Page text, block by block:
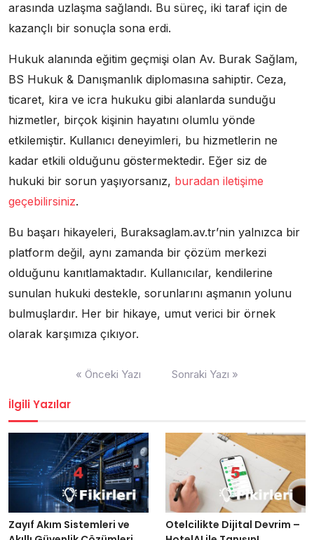
arasında uzlaşma sağlandı. Bu süreç, iki taraf için de
kazançlı bir sonuçla sona erdi.
Hukuk alanında eğitim geçmişi olan Av. Burak Sağlam,
BS Hukuk & Danışmanlık diplomasına sahiptir. Ceza,
ticaret, kira ve icra hukuku gibi alanlarda sunduğu
hizmetler, birçok kişinin hayatını olumlu yönde
etkilemiştir. Kullanıcı deneyimleri, bu hizmetlerin ne
kadar etkili olduğunu göstermektedir. Eğer siz de
hukuki bir sorun yaşıyorsanız, buradan iletişime
geçebilirsiniz.
Bu başarı hikayeleri, Buraksaglam.av.tr’nin yalnızca bir
platform değil, aynı zamanda bir çözüm merkezi
olduğunu kanıtlamaktadır. Kullanıcılar, kendilerine
sunulan hukuki destekle, sorunlarını aşmanın yolunu
bulmuşlardır. Her bir hikaye, umut verici bir örnek
olarak karşımıza çıkıyor.
« Önceki Yazı Sonraki Yazı »
İlgili Yazılar
Zayıf Akım Sistemleri ve
Otelcilikte Dijital Devrim –